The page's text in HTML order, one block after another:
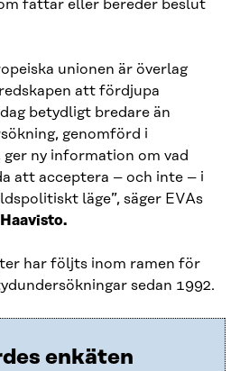
fattar eller bereder beslut
unionen är överlag
att fördjupa
betydligt bredare än
genomförd i
ny information om vad
att acceptera – och inte – i
läge”, säger EVAs
har följts inom ramen för
sedan 1992.
enkäten